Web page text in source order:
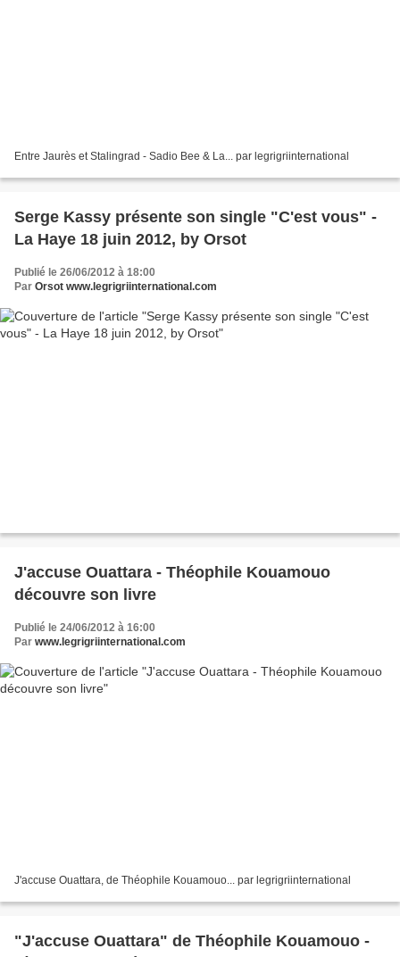
Entre Jaurès et Stalingrad - Sadio Bee & La... par legrigriinternational
Serge Kassy présente son single "C'est vous" -
La Haye 18 juin 2012, by Orsot
Publié le 26/06/2012 à 18:00
Par Orsot www.legrigriinternational.com
J'accuse Ouattara - Théophile Kouamouo
découvre son livre
Publié le 24/06/2012 à 16:00
Par www.legrigriinternational.com
J'accuse Ouattara, de Théophile Kouamouo... par legrigriinternational
"J'accuse Ouattara" de Théophile Kouamouo -